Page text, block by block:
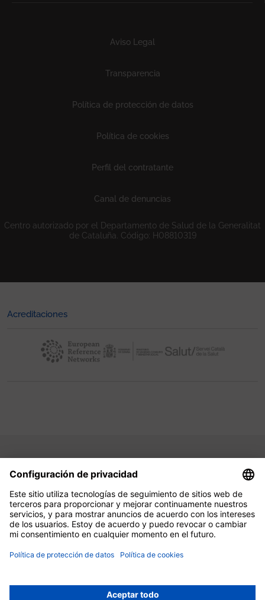
Aviso Legal
Transparencia
Política de protección de datos
Política de cookies
Perfil del contratante
Canal de denuncias
Centro autorizado por el Departamento de Salud de la Generalitat
de Cataluña. Código: H08810319
Acreditaciones